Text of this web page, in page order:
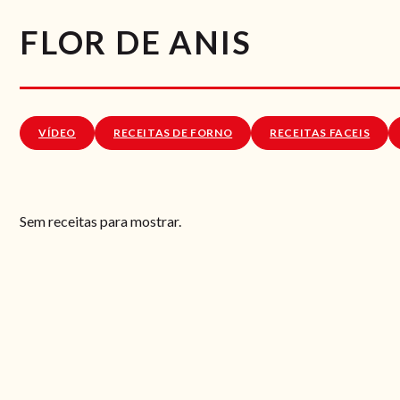
FLOR DE ANIS
VÍDEO RECEITAS DE FORNO RECEITAS FACEIS
Sem receitas para mostrar.